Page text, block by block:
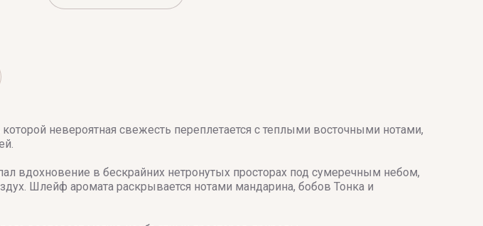
невероятная свежесть переплетается с теплыми восточными нотами,
вдохновение в бескрайних нетронутых просторах под сумеречным небом,
Шлейф аромата раскрывается нотами мандарина, бобов Тонка и